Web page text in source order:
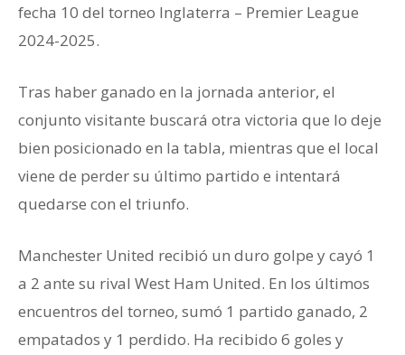
fecha 10 del torneo Inglaterra – Premier League
2024-2025.
Tras haber ganado en la jornada anterior, el
conjunto visitante buscará otra victoria que lo deje
bien posicionado en la tabla, mientras que el local
viene de perder su último partido e intentará
quedarse con el triunfo.
Manchester United recibió un duro golpe y cayó 1
a 2 ante su rival West Ham United. En los últimos
encuentros del torneo, sumó 1 partido ganado, 2
empatados y 1 perdido. Ha recibido 6 goles y